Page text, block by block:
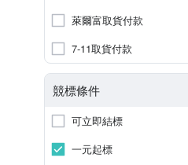
萊爾富取貨付款
7-11取貨付款
競標條件
可立即結標
一元起標